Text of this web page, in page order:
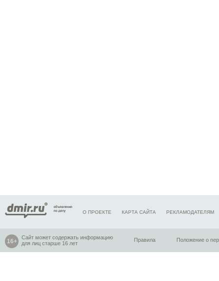
О ПРОЕКТЕ КАРТА САЙТА РЕКЛАМОДАТЕЛЯМ
Сайт может содержать информацию
для лиц старше 16 лет
Правила Положение о